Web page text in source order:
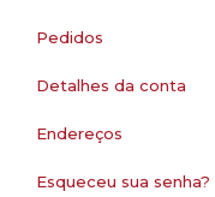
Pedidos
Detalhes da conta
Endereços
Esqueceu sua senha?